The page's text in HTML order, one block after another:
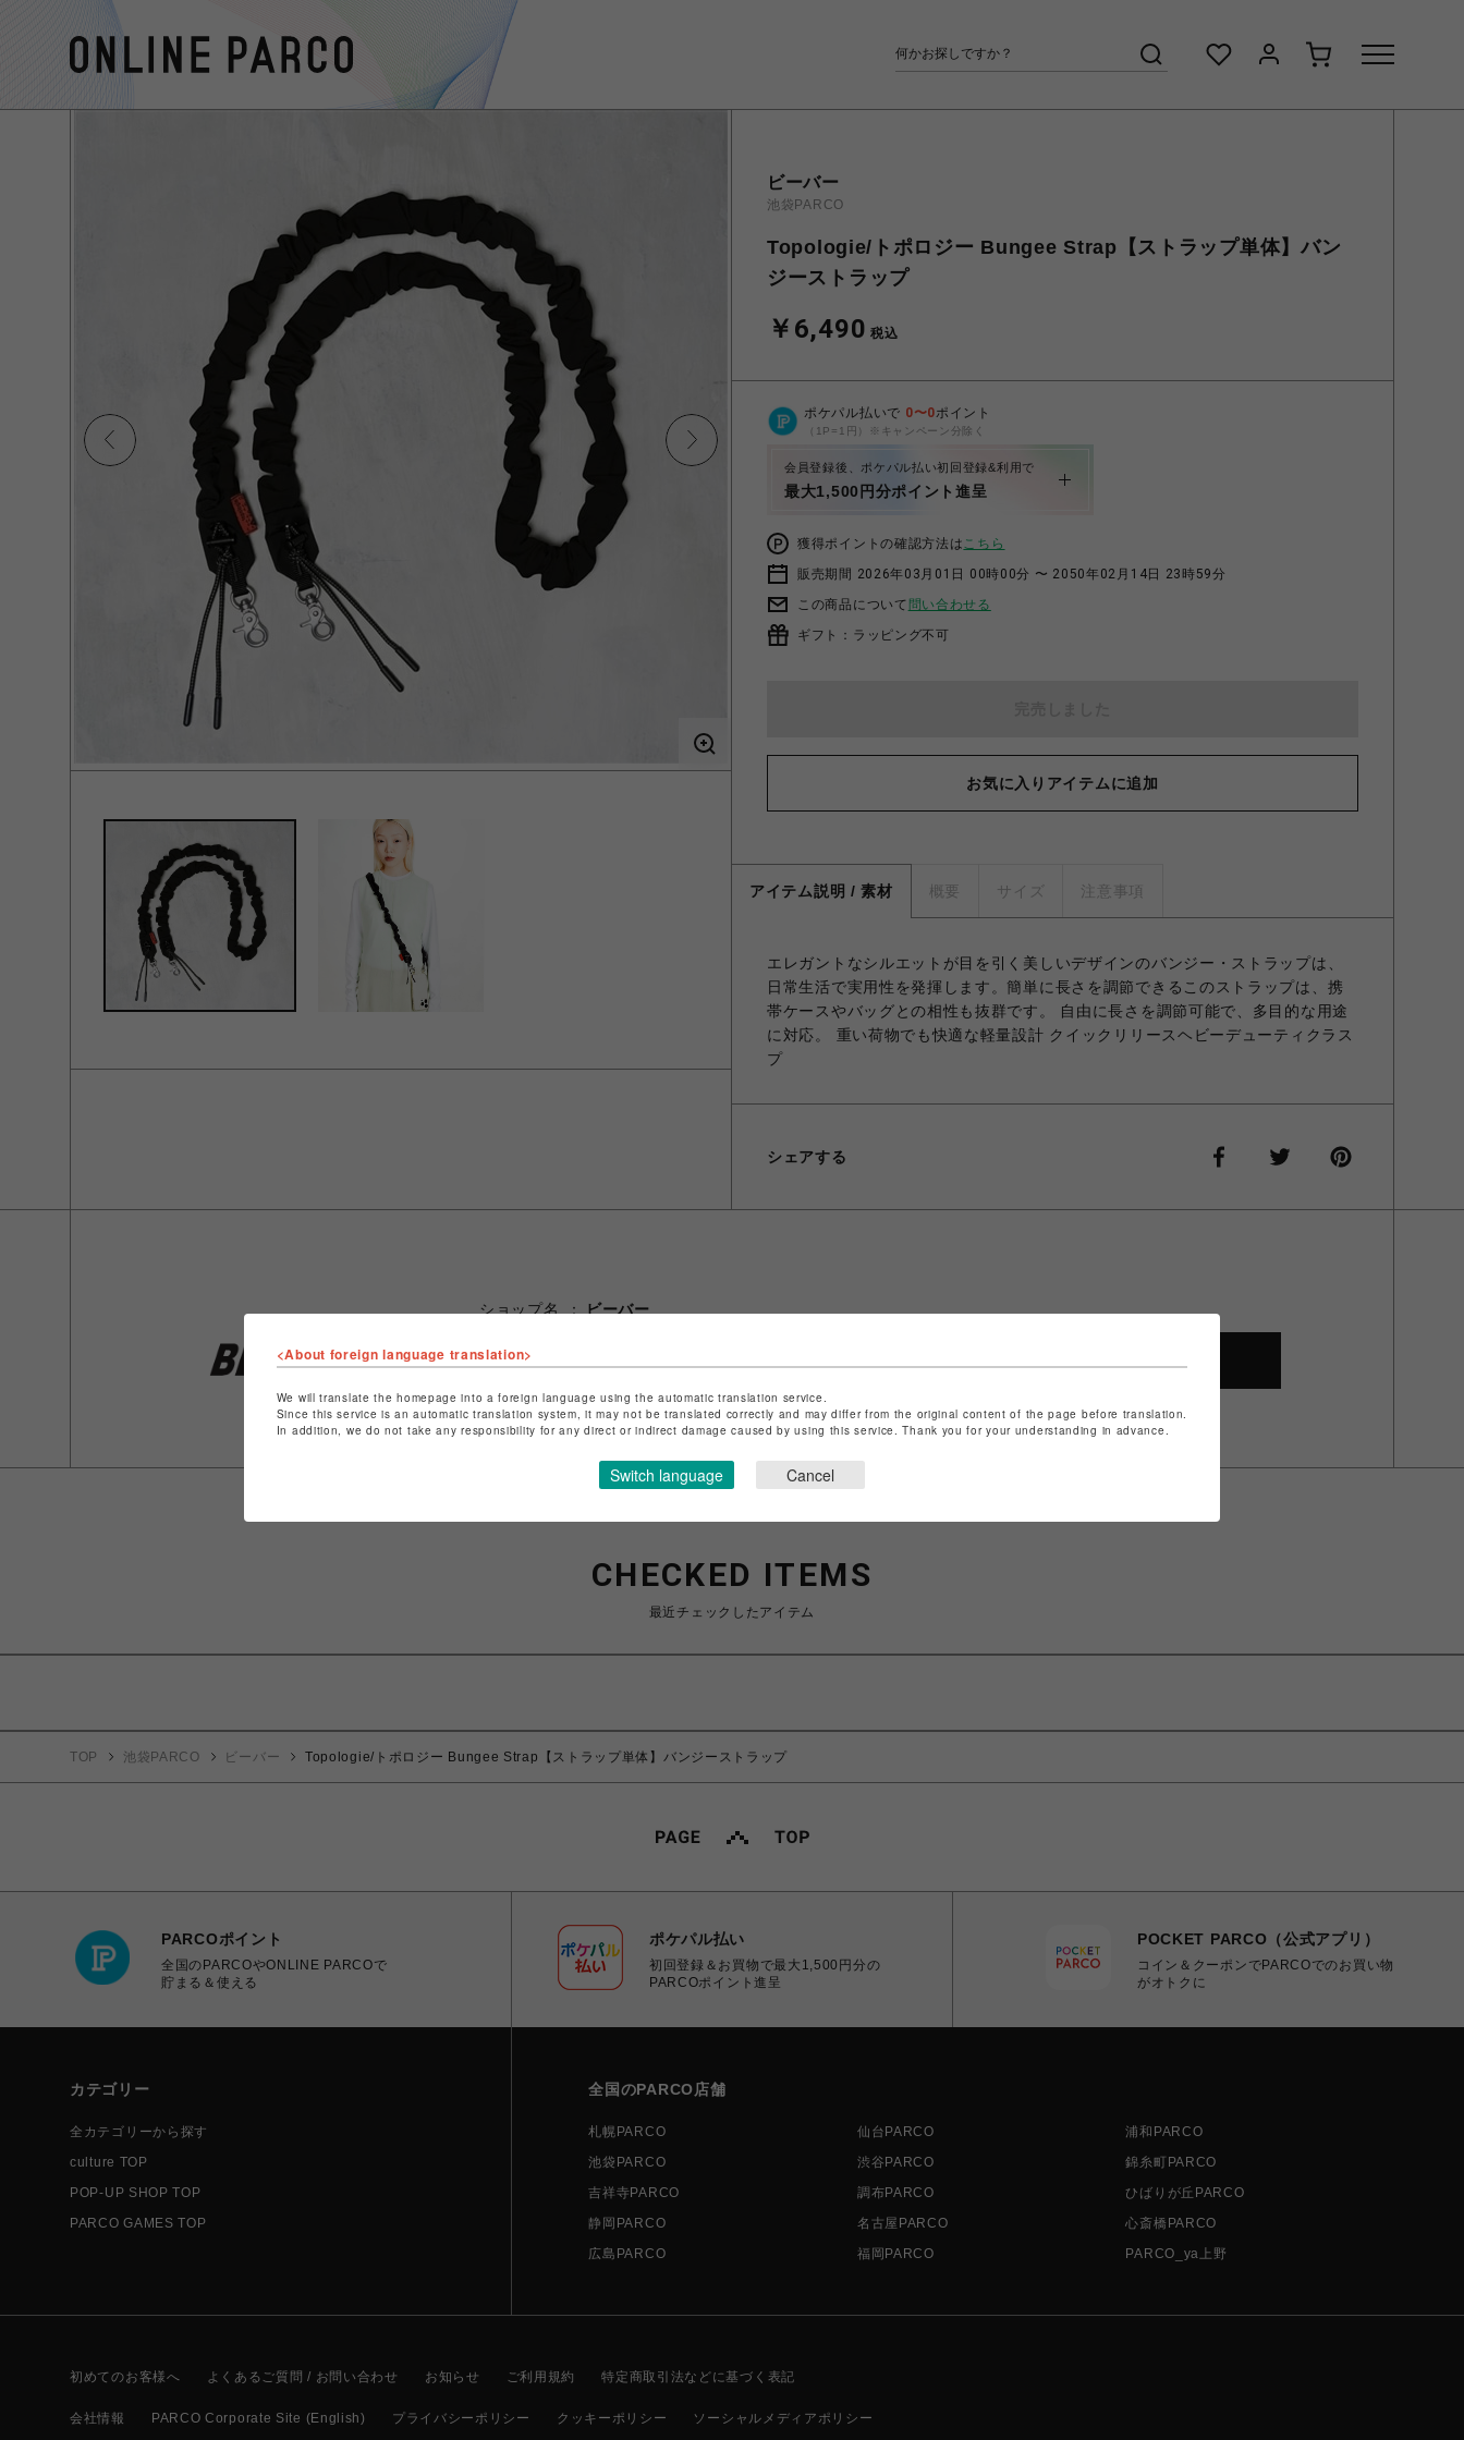
ビーバー
池袋PARCO
Topologie/トポロジー Bungee Strap【ストラップ単体】バン
ジーストラップ
￥6,490 税込
ポケパル払いで 0〜0ポイント
（1P=1円）※キャンペーン分除く
会員登録後、ポケパル払い初回登録&利用で
最大1,500円分ポイント進呈
獲得ポイントの確認方法はこちら
販売期間 2026年03月01日 00時00分 〜 2050年02月14日 23時59分
この商品について 問い合わせる
ギフト：ラッピング不可
お気に入りアイテムに追加
アイテム説明 / 素材 概要 サイズ 注意事項
エレガントなシルエットが目を引く美しいデザインのバンジー・ストラップは、
日常生活で実用性を発揮します。簡単に長さを調節できるこのストラップは、携
帯ケースやバッグとの相性も抜群です。 自由に長さを調節可能で、多目的な用途
に対応。 重い荷物でも快適な軽量設計 クイックリリースヘビーデューティクラス
プ
シェアする
ショップ名
ビーバー
ショップお問い合わせはこちら
CHECKED ITEMS
最近チェックしたアイテム
TOP 池袋PARCO ビーバー Topologie/トポロジー Bungee Strap【ストラップ単体】バンジーストラップ
PARCOポイント
全国のPARCOやONLINE PARCOで
貯まる＆使える
ポケパル払い
初回登録＆お買物で最大1,500円分の
PARCOポイント進呈
POCKET PARCO（公式アプリ）
コイン＆クーポンでPARCOでのお買い物
がオトクに
カテゴリー
全カテゴリーから探す
culture TOP
POP-UP SHOP TOP
PARCO GAMES TOP
全国のPARCO店舗
札幌PARCO 仙台PARCO
浦和PARCO
池袋PARCO
渋谷PARCO
錦糸町PARCO
吉祥寺PARCO
調布PARCO
ひばりが丘PARCO
静岡PARCO
名古屋PARCO
心斎橋PARCO
広島PARCO
福岡PARCO PARCO_ya上野
初めてのお客様へ よくあるご質問 / お問い合わせ お知らせ ご利用規約 特定商取引法などに基づく表記
会社情報 PARCO Corporate Site (English) プライバシーポリシー クッキーポリシー ソーシャルメディアポリシー
<About foreign language translation>
We will translate the homepage into a foreign language using the automatic translation service.
Since this service is an automatic translation system, it may not be translated correctly and may differ from the original content of the page before translation.
In addition, we do not take any responsibility for any direct or indirect damage caused by using this service. Thank you for your understanding in advance.
Switch language Cancel